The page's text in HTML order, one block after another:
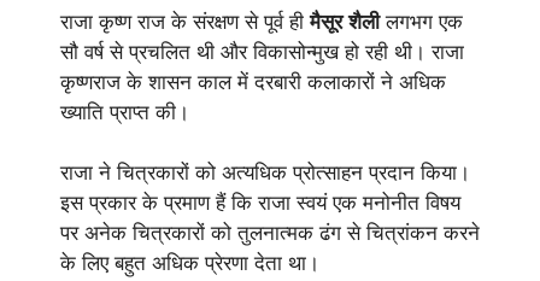
राजा कृष्ण राज के संरक्षण से पूर्व हीमैसूर शैलीलगभग एक
सौ वर्ष से प्रचलित थी और विकासोन्मुख हो रही थी। राजा
कृष्णराज के शासन काल में दरबारी कलाकारों ने अधिक
ख्याति प्राप्त की।
राजा ने चित्रकारों को अत्यधिक प्रोत्साहन प्रदान किया।
इस प्रकार के प्रमाण हैं कि राजा स्वयं एक मनोनीत विषय
पर अनेक चित्रकारों को तुलनात्मक ढंग से चित्रांकन करने
के लिए बहुत अधिक प्रेरणा देता था।